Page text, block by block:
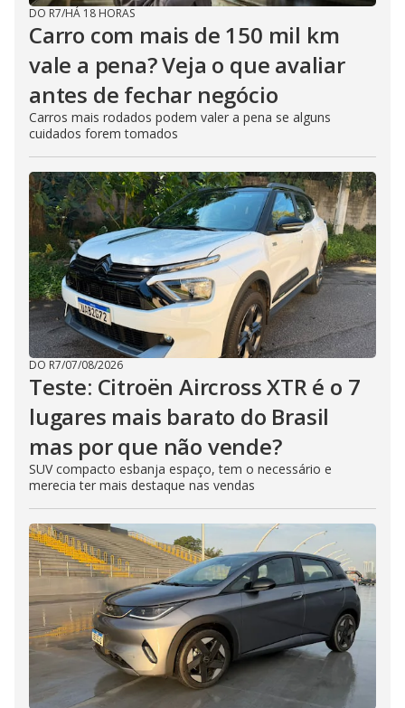
DO R7/HÁ 18 HORAS
Carro com mais de 150 mil km
vale a pena? Veja o que avaliar
antes de fechar negócio
Carros mais rodados podem valer a pena se alguns
cuidados forem tomados
DO R7/07/08/2026
Teste: Citroën Aircross XTR é o 7
lugares mais barato do Brasil
mas por que não vende?
SUV compacto esbanja espaço, tem o necessário e
merecia ter mais destaque nas vendas